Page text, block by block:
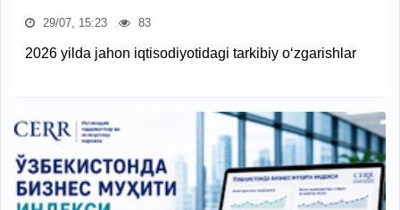
29/07, 15:23 83
2026 yilda jahon iqtisodiyotidagi tarkibiy o‘zgarishlar